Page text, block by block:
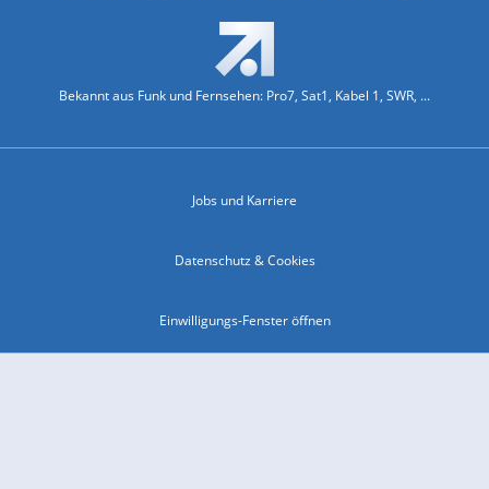
Bekannt aus Funk und Fernsehen: Pro7, Sat1, Kabel 1, SWR, ...
Jobs und Karriere
Datenschutz & Cookies
Einwilligungs-Fenster öffnen